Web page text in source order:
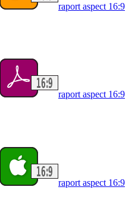
raport aspect 16:9
raport aspect 16:9
raport aspect 16:9